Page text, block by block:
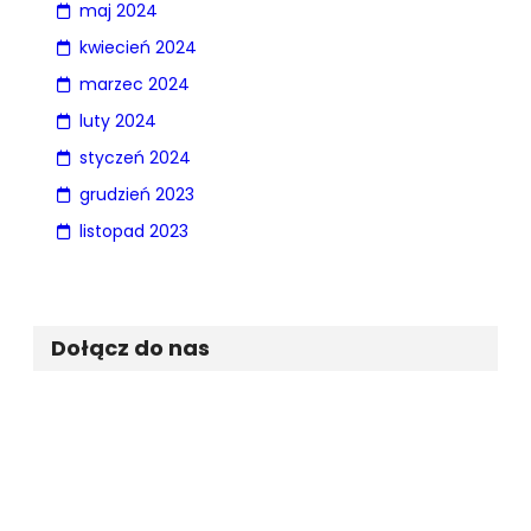
maj 2024
kwiecień 2024
marzec 2024
luty 2024
styczeń 2024
grudzień 2023
listopad 2023
Dołącz do nas